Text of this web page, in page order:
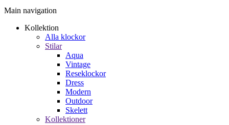
Main navigation
Kollektion
Alla klockor
Stilar
Aqua
Vintage
Reseklockor
Dress
Modern
Outdoor
Skelett
Kollektioner